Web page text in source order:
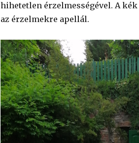
hihetetlen érzelmességével. A
az érzelmekre apellál.